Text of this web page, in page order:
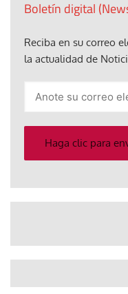
Boletín digital
Reciba en su correo
la actualidad de
electrónico
Haga clic para